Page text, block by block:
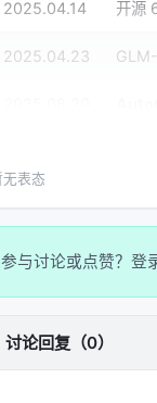
2025.04.14 开源
2025.04.23
源：
十个月，五次大
AutoGLM-Phone-
）。这不是一个"
命名澄清：用
无表态
与讨论或点赞？登
讨论回复（0）